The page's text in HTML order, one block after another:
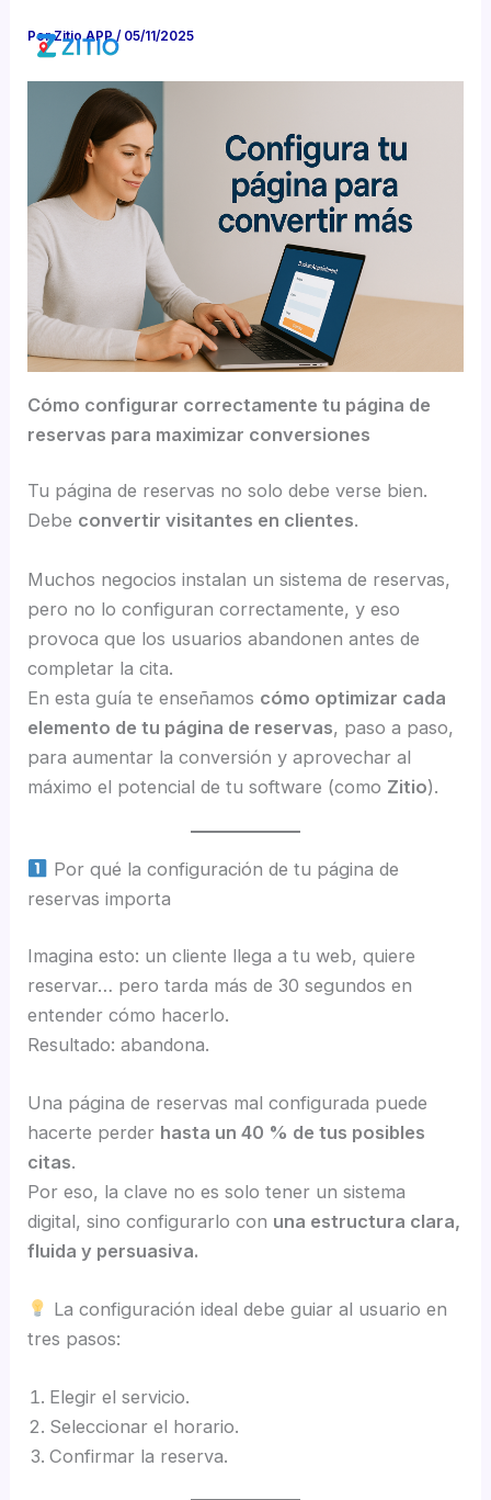
PorZitio APP/ 05/11/2025
Cómo configurar correctamente tu página de
reservas para maximizar conversiones
Tu página de reservas no solo debe verse bien.
Debe convertir visitantes en clientes.
Muchos negocios instalan un sistema de reservas,
pero no lo configuran correctamente, y eso
provoca que los usuarios abandonen antes de
completar la cita.
En esta guía te enseñamos cómo optimizar cada
elemento de tu página de reservas, paso a paso,
para aumentar la conversión y aprovechar al
máximo el potencial de tu software (como Zitio).
Por qué la configuración de tu página de
reservas importa
Imagina esto: un cliente llega a tu web, quiere
reservar… pero tarda más de 30 segundos en
entender cómo hacerlo.
Resultado: abandona.
Una página de reservas mal configurada puede
hacerte perder hasta un 40 % de tus posibles
citas.
Por eso, la clave no es solo tener un sistema
digital, sino configurarlo con una estructura clara,
fluida y persuasiva.
La configuración ideal debe guiar al usuario en
tres pasos:
Elegir el servicio.
Seleccionar el horario.
Confirmar la reserva.